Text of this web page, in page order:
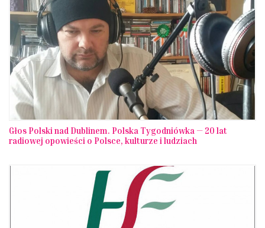
Głos Polski nad Dublinem. Polska Tygodniówka — 20 lat
radiowej opowieści o Polsce, kulturze i ludziach